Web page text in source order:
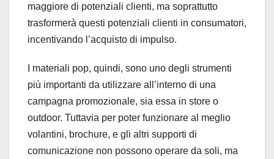
maggiore di potenziali clienti, ma soprattutto
trasformerà questi potenziali clienti in consumatori,
incentivando l’acquisto di impulso.
I materiali pop, quindi, sono uno degli strumenti
più importanti da utilizzare all’interno di una
campagna promozionale, sia essa in store o
outdoor. Tuttavia per poter funzionare al meglio
volantini, brochure, e gli altri supporti di
comunicazione non possono operare da soli, ma